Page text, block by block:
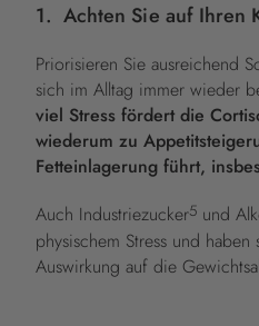
1. Achten Sie auf Ihren
Priorisieren Sie ausreichend
sich im Alltag immer wieder
viel Stress fördert die
wiederum zu
Fetteinlagerung führt,
Auch Industriezucker5 und
physischem Stress und
Auswirkung auf die